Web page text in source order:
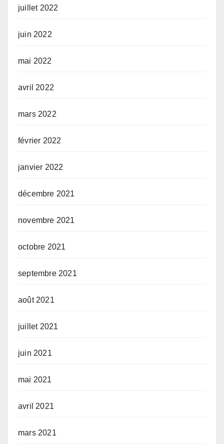
juillet 2022
juin 2022
mai 2022
avril 2022
mars 2022
février 2022
janvier 2022
décembre 2021
novembre 2021
octobre 2021
septembre 2021
août 2021
juillet 2021
juin 2021
mai 2021
avril 2021
mars 2021